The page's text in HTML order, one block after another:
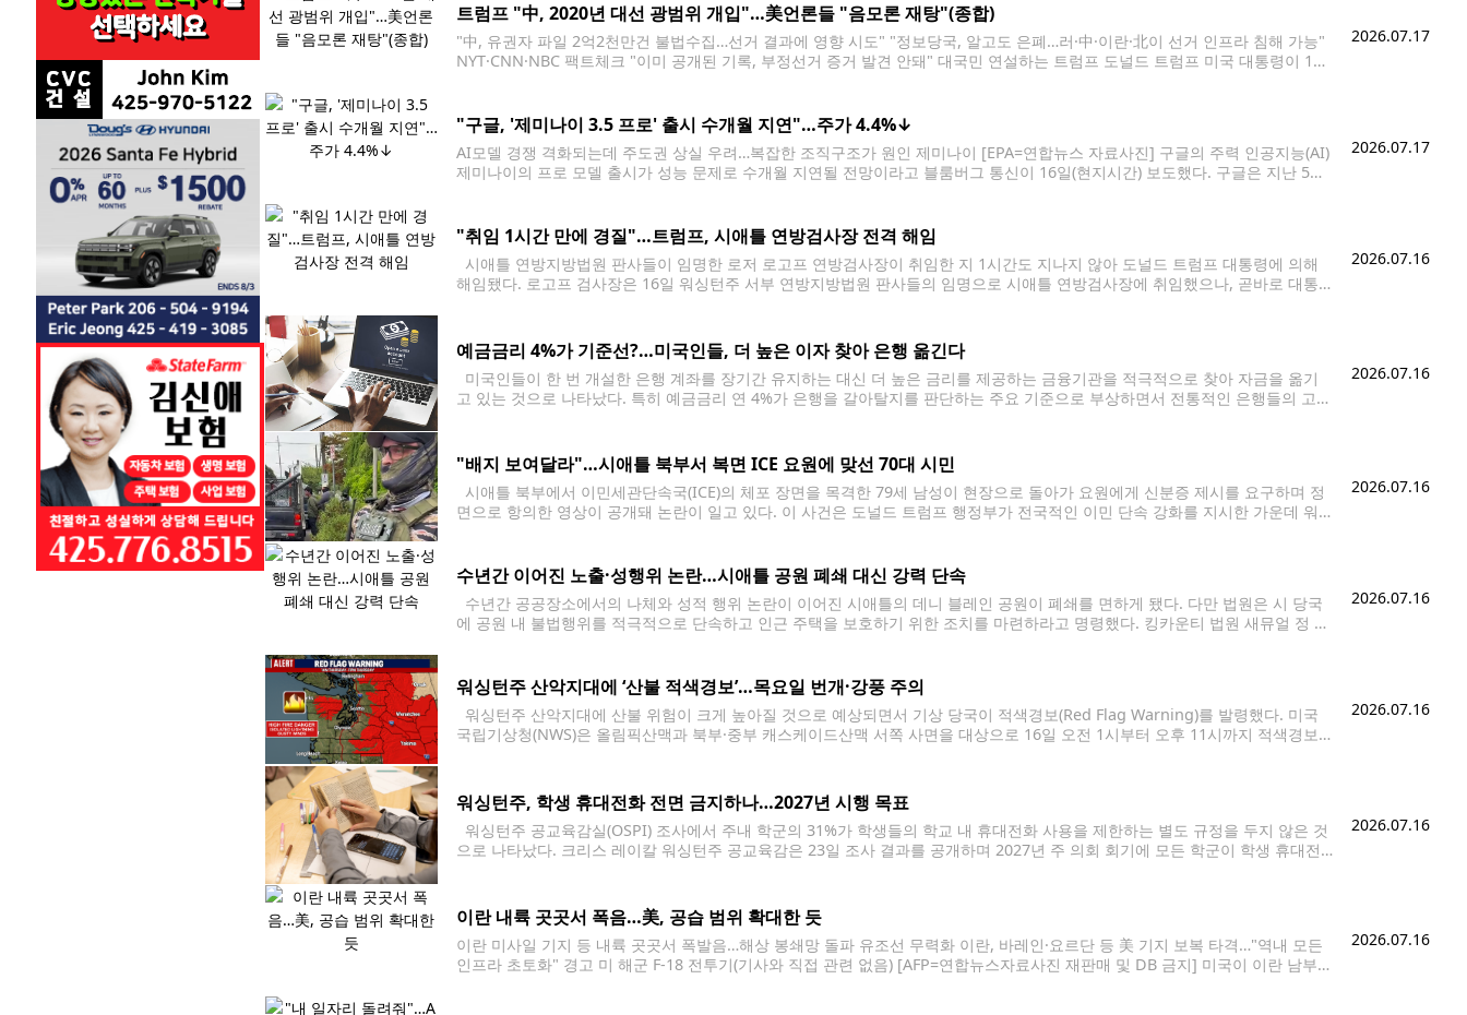
트럼프 "中, 2020년 대선 광범위 개입"…美언론들 "음모론 재탕"(종합)
"中, 유권자 파일 2억2천만건 불법수집…선거 결과에 영향 시도" "정보당국, 알고도 은폐…러·中·이란·北이 선거 인프라 침해 가능"
NYT·CNN·NBC 팩트체크 "이미 공개된 기록, 부정선거 증거 발견 안돼" 대국민 연설하는 트럼프 도널드 트럼프 미국 대통령이 16
2026.07.17
"구글, '제미나이 3.5 프로' 출시 수개월 지연"…주가 4.4%↓
AI모델 경쟁 격화되는데 주도권 상실 우려…복잡한 조직구조가 원인 제미나이 [EPA=연합뉴스 자료사진] 구글의 주력 인공지능(AI)
제미나이의 프로 모델 출시가 성능 문제로 수개월 지연될 전망이라고 블룸버그 통신이 16일(현지시간) 보도했다. 구글은 지난 5월
2026.07.17
"취임 1시간 만에 경질"…트럼프, 시애틀 연방검사장 전격 해임
시애틀 연방지방법원 판사들이 임명한 로저 로고프 연방검사장이 취임한 지 1시간도 지나지 않아 도널드 트럼프 대통령에 의해
해임됐다. 로고프 검사장은 16일 워싱턴주 서부 연방지방법원 판사들의 임명으로 시애틀 연방검사장에 취임했으나, 곧바로 대통
2026.07.16
예금금리 4%가 기준선?…미국인들, 더 높은 이자 찾아 은행 옮긴다
미국인들이 한 번 개설한 은행 계좌를 장기간 유지하는 대신 더 높은 금리를 제공하는 금융기관을 적극적으로 찾아 자금을 옮기
고 있는 것으로 나타났다. 특히 예금금리 연 4%가 은행을 갈아탈지를 판단하는 주요 기준으로 부상하면서 전통적인 은행들의 고객
2026.07.16
"배지 보여달라"…시애틀 북부서 복면 ICE 요원에 맞선 70대 시민
시애틀 북부에서 이민세관단속국(ICE)의 체포 장면을 목격한 79세 남성이 현장으로 돌아가 요원에게 신분증 제시를 요구하며 정
면으로 항의한 영상이 공개돼 논란이 일고 있다. 이 사건은 도널드 트럼프 행정부가 전국적인 이민 단속 강화를 지시한 가운데 워
2026.07.16
수년간 이어진 노출·성행위 논란…시애틀 공원 폐쇄 대신 강력 단속
수년간 공공장소에서의 나체와 성적 행위 논란이 이어진 시애틀의 데니 블레인 공원이 폐쇄를 면하게 됐다. 다만 법원은 시 당국
에 공원 내 불법행위를 적극적으로 단속하고 인근 주택을 보호하기 위한 조치를 마련하라고 명령했다. 킹카운티 법원 새뮤얼 정 판
2026.07.16
워싱턴주 산악지대에 ‘산불 적색경보’…목요일 번개·강풍 주의
워싱턴주 산악지대에 산불 위험이 크게 높아질 것으로 예상되면서 기상 당국이 적색경보(Red Flag Warning)를 발령했다. 미국
국립기상청(NWS)은 올림픽산맥과 북부·중부 캐스케이드산맥 서쪽 사면을 대상으로 16일 오전 1시부터 오후 11시까지 적색경보
2026.07.16
워싱턴주, 학생 휴대전화 전면 금지하나…2027년 시행 목표
워싱턴주 공교육감실(OSPI) 조사에서 주내 학군의 31%가 학생들의 학교 내 휴대전화 사용을 제한하는 별도 규정을 두지 않은 것
으로 나타났다. 크리스 레이칼 워싱턴주 공교육감은 23일 조사 결과를 공개하며 2027년 주 의회 회기에 모든 학군이 학생 휴대전
2026.07.16
이란 내륙 곳곳서 폭음…美, 공습 범위 확대한 듯
이란 미사일 기지 등 내륙 곳곳서 폭발음…해상 봉쇄망 돌파 유조선 무력화 이란, 바레인·요르단 등 美 기지 보복 타격…"역내 모든
인프라 초토화" 경고 미 해군 F-18 전투기(기사와 직접 관련 없음) [AFP=연합뉴스자료사진 재판매 및 DB 금지] 미국이 이란 남부
2026.07.16